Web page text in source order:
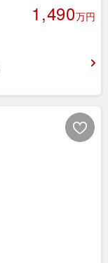
1,490万円